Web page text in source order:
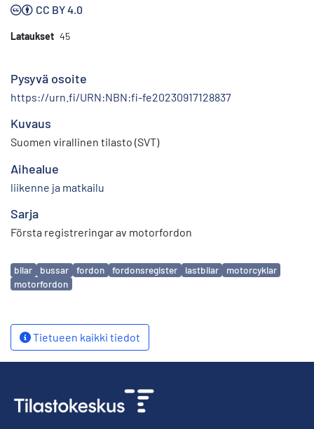
CC BY 4.0
Lataukset 45
Pysyvä osoite
https://urn.fi/URN:NBN:fi-fe20230917128837
Kuvaus
Suomen virallinen tilasto (SVT)
Aihealue
liikenne ja matkailu
Sarja
Första registreringar av motorfordon
Avainsanat
bilar bussar fordon fordonsregister lastbilar
motorcyklar
motorfordon
Tietueen kaikki tiedot